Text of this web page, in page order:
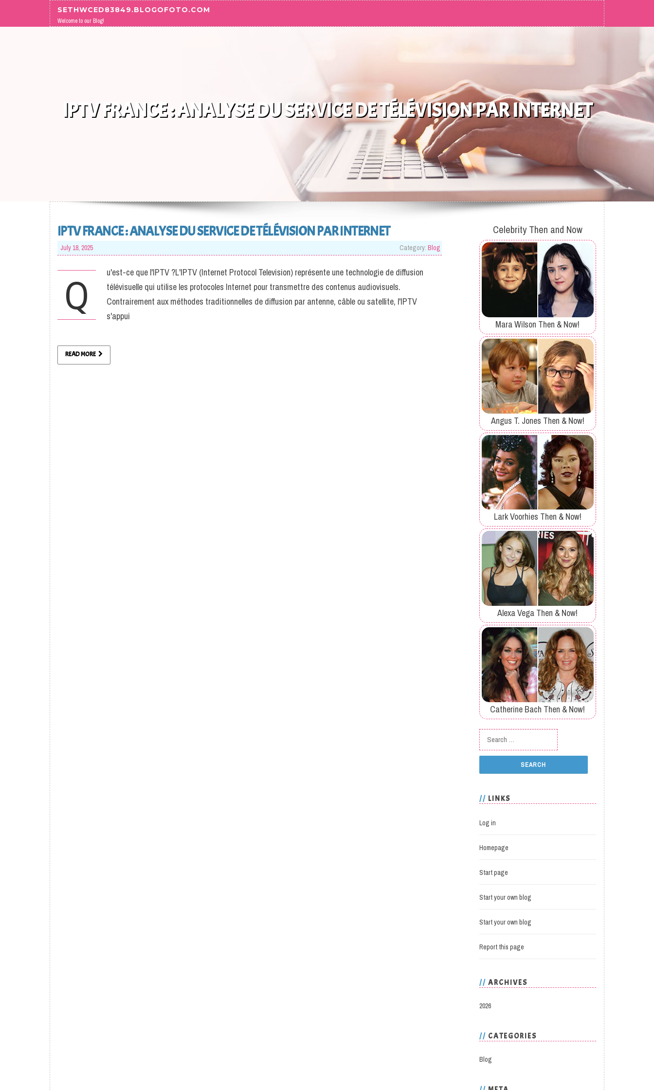
Skip to content SETHWCED83849.BLOGOFOTO.COM
Welcome to our Blog!
IPTV FRANCE : ANALYSE DU SERVICE DE TÉLÉVISION PAR INTERNET
IPTV FRANCE : ANALYSE DU SERVICE DE TÉLÉVISION PAR INTERNET
July 18, 2025 Category: Blog
Q
u'est-ce que l'IPTV ?L'IPTV (Internet Protocol Television) représente une technologie de diffusion
télévisuelle qui utilise les protocoles Internet pour transmettre des contenus audiovisuels.
Contrairement aux méthodes traditionnelles de diffusion par antenne, câble ou satellite, l'IPTV
s'appui
READ MORE
Celebrity Then and Now
Mara Wilson Then & Now!
Angus T. Jones Then & Now!
Lark Voorhies Then & Now!
Alexa Vega Then & Now!
Catherine Bach Then & Now!
Search for:
LINKS
Log in
Homepage
Start page
Start your own blog
Start your own blog
Report this page
ARCHIVES
2026
CATEGORIES
Blog